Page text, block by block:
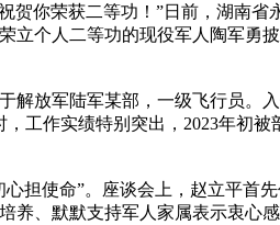
你荣获二等功！”日前，湖南省
立个人二等功的现役军人陶军勇
放军陆军某部，一级飞行员。
工作实绩特别突出，2023年初被
使命”。座谈会上，赵立平首先
养、默默支持军人家属表示衷心